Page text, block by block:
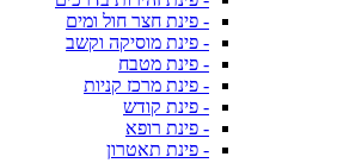
- פינת חצר חול ומים
- פינת מוסיקה וקשב
- פינת מטבח
- פינת מרכז קניות
- פינת קודש
- פינת רופא
- פינת תאטרון